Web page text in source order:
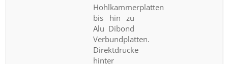
Hohlkammerplatten
bis hin zu
Alu Dibond
Verbundplatten.
Direktdrucke
hinter